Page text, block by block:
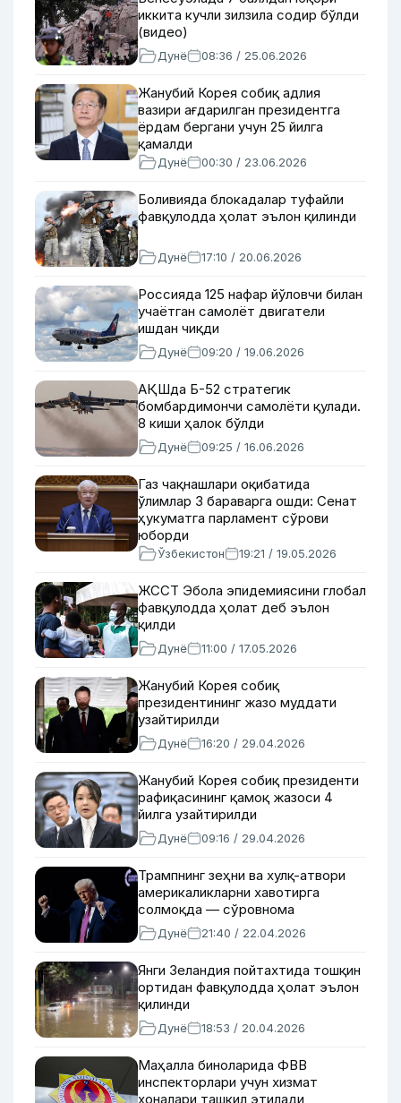
иккита кучли зилзила содир бўлди
(видео)
Дунё 08:36 / 25.06.2026
Жанубий Корея собиқ адлия
вазири ағдарилган президентга
ёрдам бергани учун 25 йилга
қамалди
Дунё 00:30 / 23.06.2026
Боливияда блокадалар туфайли
фавқулодда ҳолат эълон қилинди
Дунё 17:10 / 20.06.2026
Россияда 125 нафар йўловчи билан
учаётган самолёт двигатели
ишдан чиқди
Дунё 09:20 / 19.06.2026
АҚШда Б-52 стратегик
бомбардимончи самолёти қулади.
8 киши ҳалок бўлди
Дунё 09:25 / 16.06.2026
Газ чақнашлари оқибатида
ўлимлар 3 бараварга ошди: Сенат
ҳукуматга парламент сўрови
юборди
Ўзбекистон 19:21 / 19.05.2026
ЖССТ Эбола эпидемиясини глобал
фавқулодда ҳолат деб эълон
қилди
Дунё 11:00 / 17.05.2026
Жанубий Корея собиқ
президентининг жазо муддати
узайтирилди
Дунё 16:20 / 29.04.2026
Жанубий Корея собиқ президенти
рафиқасининг қамоқ жазоси 4
йилга узайтирилди
Дунё 09:16 / 29.04.2026
Трампнинг зеҳни ва хулқ-атвори
америкаликларни хавотирга
солмоқда — сўровнома
Дунё 21:40 / 22.04.2026
Янги Зеландия пойтахтида тошқин
ортидан фавқулодда ҳолат эълон
қилинди
Дунё 18:53 / 20.04.2026
Маҳалла биноларида ФВВ
инспекторлари учун хизмат
хоналари ташкил этилади